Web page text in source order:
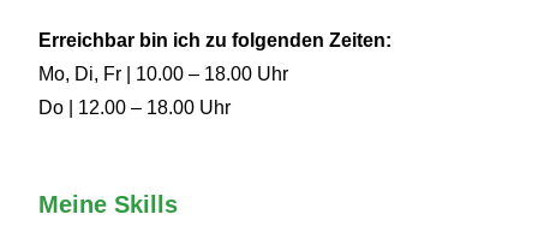
Erreichbar bin ich zu folgenden Zeiten:
Mo, Di, Fr | 10.00 – 18.00 Uhr
Do | 12.00 – 18.00 Uhr
Meine Skills